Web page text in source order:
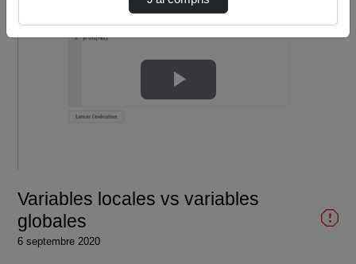
Lire
Variables locales vs variables
globales
6 septembre 2020